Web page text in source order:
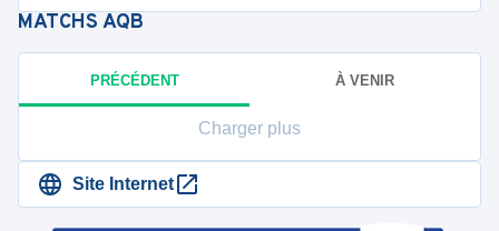
MATCHS AQB
PRÉCÉDENT À VENIR
Charger plus
Site Internet